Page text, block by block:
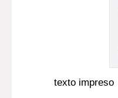
texto impreso